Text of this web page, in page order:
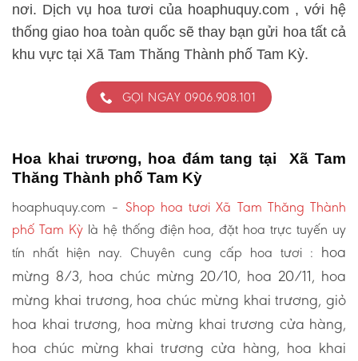
nơi. Dịch vụ hoa tươi của hoaphuquy.com , với hệ
thống giao hoa toàn quốc sẽ thay bạn gửi hoa tất cả
khu vực tại Xã Tam Thăng Thành phố Tam Kỳ.
GỌI NGAY 0906.908.101
Hoa khai trương, hoa đám tang tại Xã Tam
Thăng Thành phố Tam Kỳ
hoaphuquy.com – Shop hoa tươi Xã Tam Thăng Thành
phố Tam Kỳlà hệ thống điện hoa, đặt hoa trực tuyến uy
tín nhất hiện nay. Chuyên cung cấp hoa tươi : hoa
mừng 8/3, hoa chúc mừng 20/10, hoa 20/11, hoa
mừng khai trương, hoa chúc mừng khai trương, giỏ
hoa khai trương, hoa mừng khai trương cửa hàng,
hoa chúc mừng khai trương cửa hàng, hoa khai